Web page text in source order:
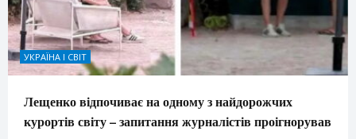
УКРАЇНА І СВІТ
Лещенко відпочиває на одному з найдорожчих
курортів світу – запитання журналістів проігнорував